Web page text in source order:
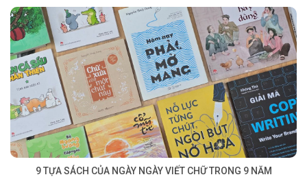
9 TỰA SÁCH CỦA NGÀY NGÀY VIẾT CHỮ TRONG 9 NĂM